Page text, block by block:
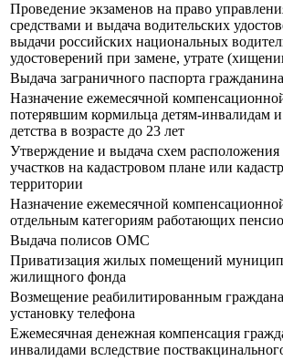
Прoведение экзаменов на право
средствами и выдача водительских
выдачи российских национальных
удостоверений при замене, утрате
Выдача заграничного паспорта
Назначение ежемесячной
потерявшим кормильца детям-инвалидам
детства в возрасте до 23 лет
Утверждение и выдача схем расположения
участков на кадастровом плане или
территории
Назначение ежемесячной
отдельным категориям работающих
Выдача полисов ОМС
Приватизация жилых помещений
жилищного фонда
Возмещение реабилитированным
установку телефона
Ежемесячная денежная компенсация
инвалидами вследствие